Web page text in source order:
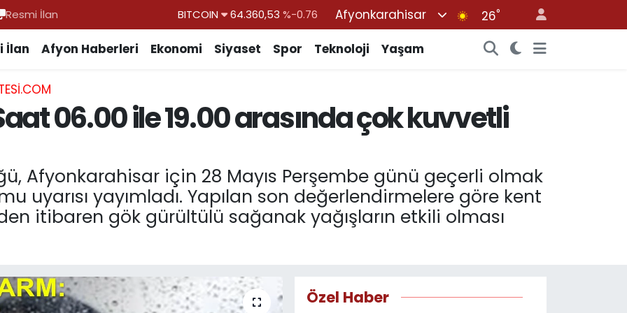
Resmi İlan DOLAR 47,7069 %0.17
BİST100
13.887 %64
Afyonkarahisar 26°
İlan Afyon Haberleri Ekonomi Siyaset Spor Teknoloji Yaşam
06.00 ile 19.00 arasında çok kuvvetli
Afyonkarahisar için 28 Mayıs Perşembe günü geçerli olmak
uyarısı yayımladı. Yapılan son değerlendirmelere göre kent
itibaren gök gürültülü sağanak yağışların etkili olması
Özel Haber